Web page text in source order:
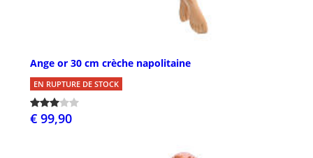
Ange or 30 cm crèche napolitaine
EN RUPTURE DE STOCK
€ 99,90